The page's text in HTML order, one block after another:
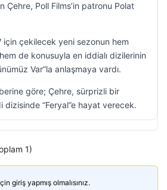
Çehre, Poll Films’in patronu Polat
için çekilecek yeni sezonun hem
de konusuyla en iddialı dizilerinin
Var”la anlaşmaya vardı.
göre; Çehre, sürprizli bir
dizisinde “Feryal”e hayat verecek.
1)
giriş yapmış olmalısınız.